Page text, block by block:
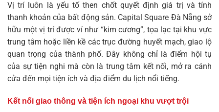
Vị trí luôn là yếu tố then chốt quyết định giá trị và tính
thanh khoản của bất động sản. Capital Square Đà Nẵng sở
hữu một vị trí được ví như “kim cương”, tọa lạc tại khu vực
trung tâm hoặc liền kề các trục đường huyết mạch, giao lộ
quan trọng của thành phố. Đây không chỉ là điểm hội tụ
của sự tiện nghi mà còn là trung tâm kết nối, mở ra cánh
cửa đến mọi tiện ích và địa điểm du lịch nổi tiếng.
Kết nối giao thông và tiện ích ngoại khu vượt trội